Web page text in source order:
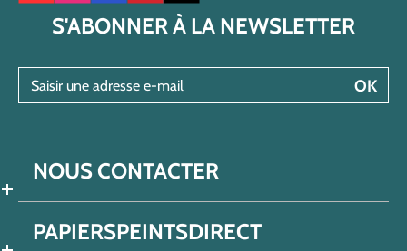
S'ABONNER À LA NEWSLETTER
OK
NOUS CONTACTER
PAPIERSPEINTSDIRECT